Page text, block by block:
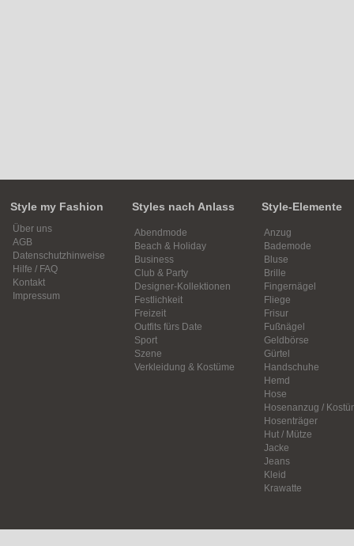
Style my Fashion
Über uns
AGB
Datenschutzhinweise
Hilfe / FAQ
Kontakt
Impressum
Styles nach Anlass
Abendmode
Beach & Holiday
Business
Club & Party
Designer-Kollektionen
Festlichkeit
Freizeit
Outfits fürs Date
Sport
Szene
Verkleidung & Kostüme
Style-Elemente
Anzug
Bademode
Bluse
Brille
Fingernägel
Fliege
Frisur
Fußnägel
Geldbörse
Gürtel
Handschuhe
Hemd
Hose
Hosenanzug /
Hosenträger
Hut / Mütze
Jacke
Jeans
Kleid
Krawatte